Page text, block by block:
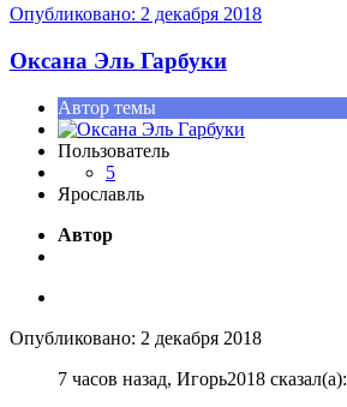
Опубликовано: 2 декабря 2018
Оксана Эль Гарбуки
Автор темы
Пользователь
5
Ярославль
Автор
Опубликовано: 2 декабря 2018
7 часов назад, Игорь2018 сказал(а):